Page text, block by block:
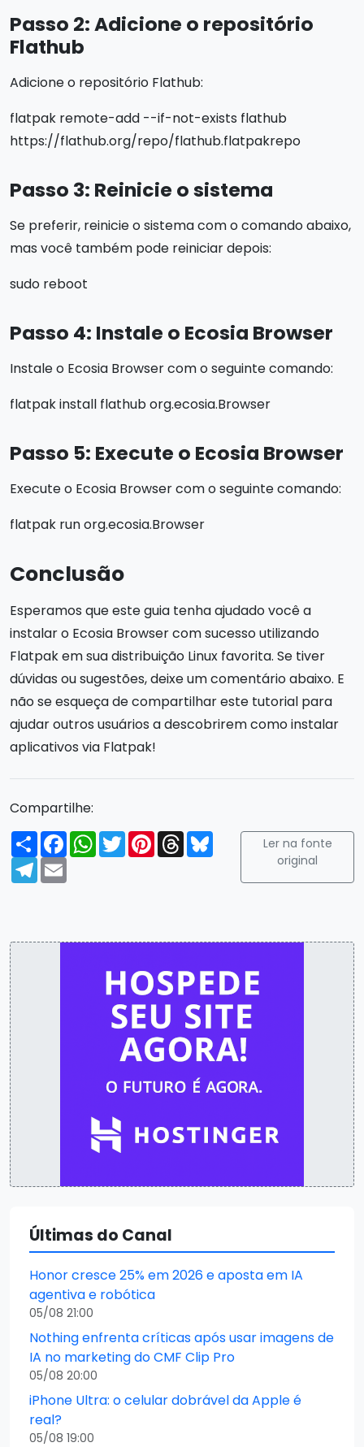
Passo 2: Adicione o repositório
Flathub
Adicione o repositório Flathub:
flatpak remote-add --if-not-exists flathub
https://flathub.org/repo/flathub.flatpakrepo
Passo 3: Reinicie o sistema
Se preferir, reinicie o sistema com o comando abaixo,
mas você também pode reiniciar depois:
sudo reboot
Passo 4: Instale o Ecosia Browser
Instale o Ecosia Browser com o seguinte comando:
flatpak install flathub org.ecosia.Browser
Passo 5: Execute o Ecosia Browser
Execute o Ecosia Browser com o seguinte comando:
flatpak run org.ecosia.Browser
Conclusão
Esperamos que este guia tenha ajudado você a
instalar o Ecosia Browser com sucesso utilizando
Flatpak em sua distribuição Linux favorita. Se tiver
dúvidas ou sugestões, deixe um comentário abaixo. E
não se esqueça de compartilhar este tutorial para
ajudar outros usuários a descobrirem como instalar
aplicativos via Flatpak!
Compartilhe:
Compartilhar
FacebookWhatsApp
TwitterPinterest
ThreadsBluesky
Telegram
Email
Ler na fonte
original
Últimas do Canal
Honor cresce 25% em 2026 e aposta em IA
agentiva e robótica
05/08 21:00
Nothing enfrenta críticas após usar imagens de
IA no marketing do CMF Clip Pro
05/08 20:00
iPhone Ultra: o celular dobrável da Apple é
real?
05/08 19:00